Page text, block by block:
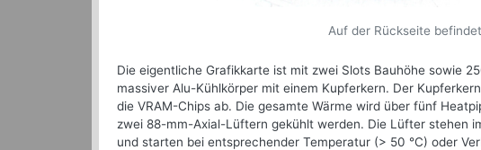
Auf der Rückseite
Die eigentliche Grafikkarte ist mit zwei Slots Bauhöhe sowie
massiver Alu-Kühlkörper mit einem Kupferkern. Der
die VRAM-Chips ab. Die gesamte Wärme wird über fünf
zwei 88-mm-Axial-Lüftern gekühlt werden. Die Lüfter stehen
und starten bei entsprechender Temperatur (> 50 °C) oder